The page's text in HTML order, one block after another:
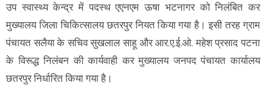
उप स्वास्थ्य केन्द्र में पदस्थ एएनएम ऊषा भटनागर को निलंबित कर
मुख्यालय जिला चिकित्सालय छतरपुर नियत किया गया है। इसी तरह ग्राम
पंचायत सलैया के सचिव सुखलाल साहू और आर.ए.ई.ओ. महेश प्रसाद पटना
के विरूद्ध निलंबन की कार्यवाही कर मुख्यालय जनपद पंचायत कार्यालय
छतरपुर निर्धारित किया गया है।